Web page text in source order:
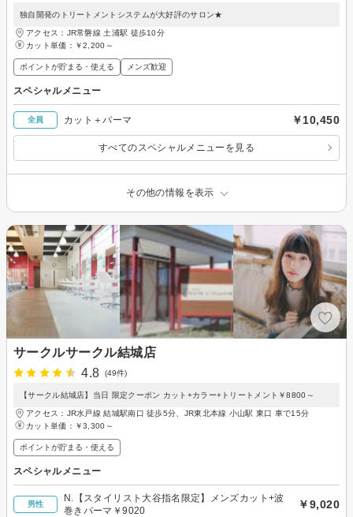
独自開発のトリートメントシステムが大好評のサロン★
アクセス：JR常磐線 土浦駅 徒歩10分
カット単価： ￥2,200～
ポイントが貯まる・使える メンズ歓迎
スペシャルメニュー
全員 カット＋パーマ ￥10,450
すべてのスペシャルメニューを見る
その他の情報を表示
サークルサークル結城店
4.8
(49件)
【サークル結城店】当日 限定クーポン カット+カラー+トリートメント￥8800～
アクセス：JR水戸線 結城駅南口 徒歩5分、JR東北本線 小山駅 東口 車で15分
カット単価： ￥3,300～
ポイントが貯まる・使える
スペシャルメニュー
男性
N.【スタイリスト大谷指名限定】メンズカット+波
巻きパーマ￥9020
￥9,020